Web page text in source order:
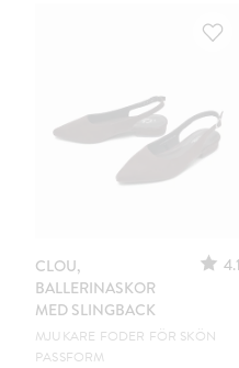
CLOU,
BALLERINASKOR
MED SLINGBACK
4.1
MJUKARE FODER FÖR SKÖN
PASSFORM